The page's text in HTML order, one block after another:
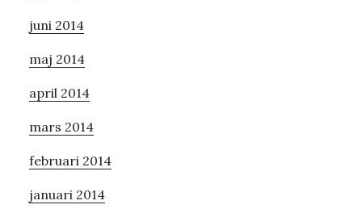
juni 2014
maj 2014
april 2014
mars 2014
februari 2014
januari 2014